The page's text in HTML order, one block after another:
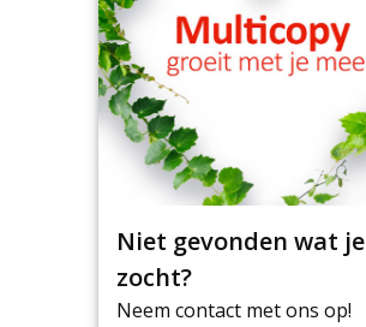
Niet gevonden wat je
zocht?
Neem contact met ons op!